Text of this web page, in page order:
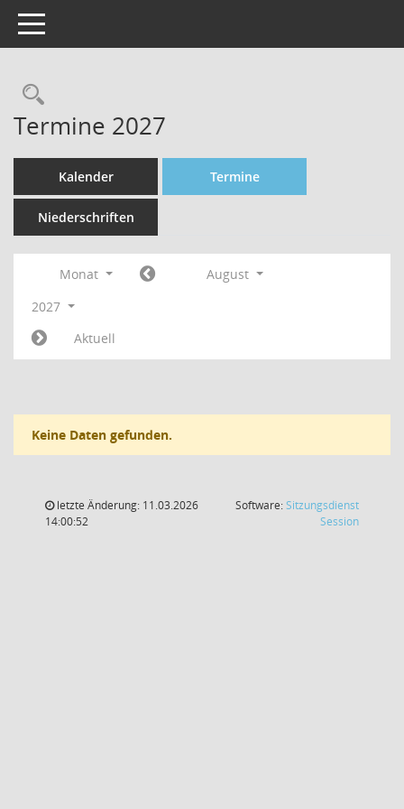
Toggle navigation
Rechercheauswahl
Termine 2027
Kalender Termine
Niederschriften
Monat
August
2027
Aktuell
Keine Daten gefunden.
letzte Änderung: 11.03.2026
14:00:52
Software:Sitzungsdienst
Session(Wird in